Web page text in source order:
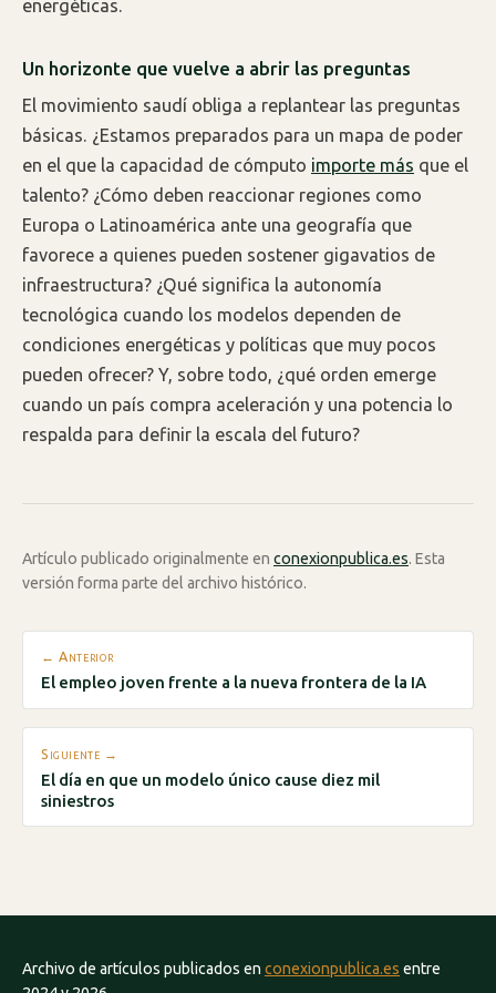
energéticas.
Un horizonte que vuelve a abrir las preguntas
El movimiento saudí obliga a replantear las preguntas
básicas. ¿Estamos preparados para un mapa de poder
en el que la capacidad de cómputo importe más que el
talento? ¿Cómo deben reaccionar regiones como
Europa o Latinoamérica ante una geografía que
favorece a quienes pueden sostener gigavatios de
infraestructura? ¿Qué significa la autonomía
tecnológica cuando los modelos dependen de
condiciones energéticas y políticas que muy pocos
pueden ofrecer? Y, sobre todo, ¿qué orden emerge
cuando un país compra aceleración y una potencia lo
respalda para definir la escala del futuro?
Artículo publicado originalmente en conexionpublica.es. Esta
versión forma parte del archivo histórico.
← Anterior
El empleo joven frente a la nueva frontera de la IA
Siguiente →
El día en que un modelo único cause diez mil
siniestros
Archivo de artículos publicados en conexionpublica.es entre